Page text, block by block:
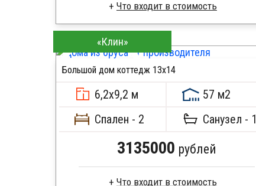
Сухой брус
Стропила, балки 50х200 мм
Кровля металлочерепица
Метизы, саморезы, гвозди
Сборка на березовые нагеля, джут
Металлические сваи 108 диаметр
ПОДРОБНЕЕ
«Клин»
Большой дом коттедж 13х14
6,2х9,2 м
57 м2
Спален - 2
Санузел - 1
3135000 рублей